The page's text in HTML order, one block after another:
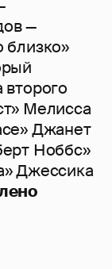
—
близко»
Мелисса
Джанет
Ноббс»
Джессика